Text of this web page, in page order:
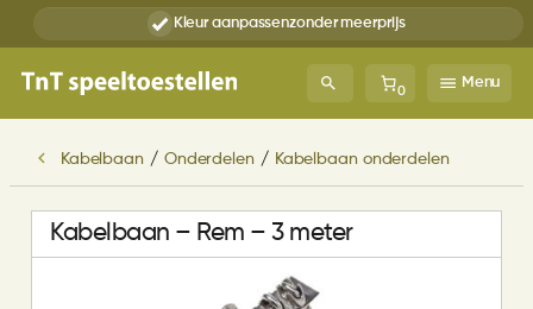
Kleur aanpassenzonder meerprijs
0
Menu
Kabelbaan / Onderdelen / Kabelbaan onderdelen
Kabelbaan – Rem – 3 meter